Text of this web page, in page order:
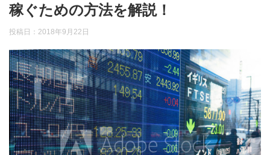
稼ぐための方法を解説！
投稿日：2018年9月22日